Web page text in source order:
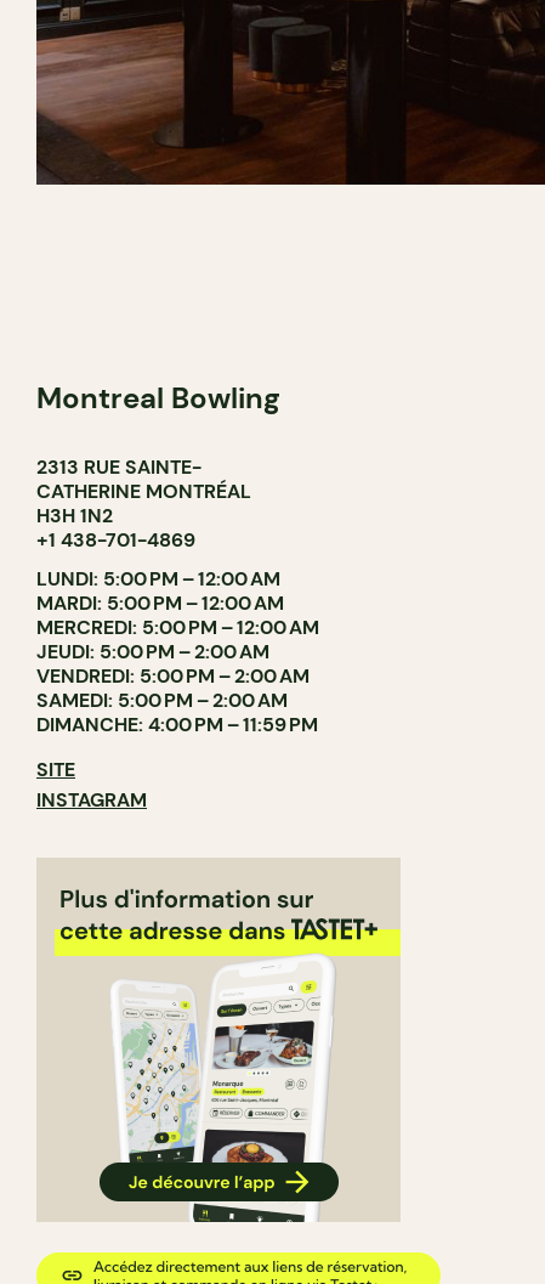
Montreal Bowling
2313 RUE SAINTE-
CATHERINE MONTRÉAL
H3H 1N2
+1 438-701-4869
LUNDI: 5:00 PM – 12:00 AM
MARDI: 5:00 PM – 12:00 AM
MERCREDI: 5:00 PM – 12:00 AM
JEUDI: 5:00 PM – 2:00 AM
VENDREDI: 5:00 PM – 2:00 AM
SAMEDI: 5:00 PM – 2:00 AM
DIMANCHE: 4:00 PM – 11:59 PM
SITE
INSTAGRAM